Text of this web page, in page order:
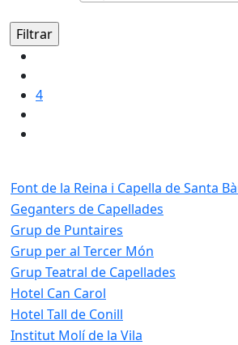
4
Font de la Reina i Capella de Santa
Geganters de Capellades
Grup de Puntaires
Grup per al Tercer Món
Grup Teatral de Capellades
Hotel Can Carol
Hotel Tall de Conill
Institut Molí de la Vila